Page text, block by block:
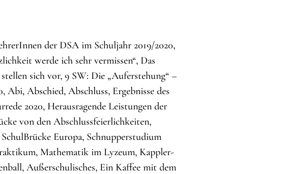
der DSA im Schuljahr 2019/2020,
werde ich sehr vermissen“, Das
sich vor, 9 SW: Die „Auferstehung“ –
Abi, Abschied, Abschluss, Ergebnisse des
2020, Herausragende Leistungen der
von den Abschlussfeierlichkeiten,
Europa, Schnupperstudium
Mathematik im Lyzeum, Kappler-
Außerschulisches, Ein Kaffee mit dem